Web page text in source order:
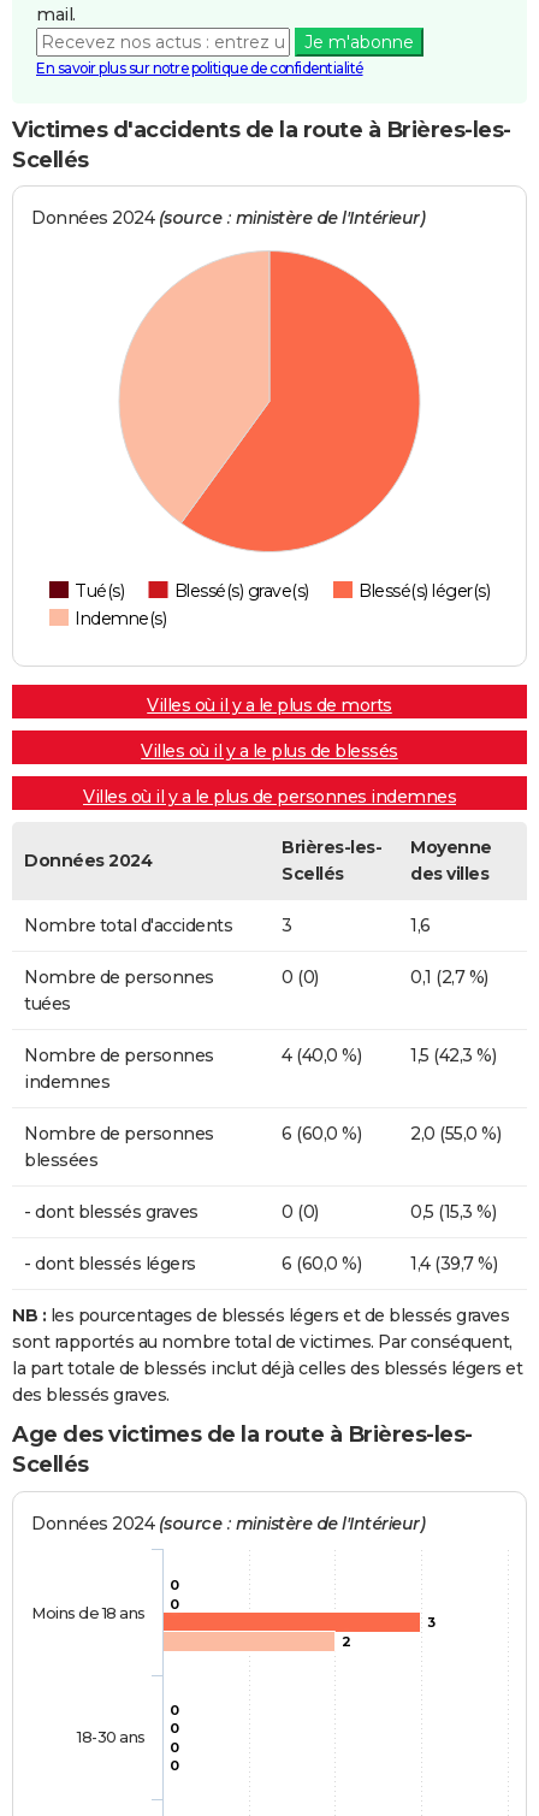
mail.
Je m'abonne
En savoir plus sur notre politique de confidentialité
Victimes d'accidents de la route à Brières-les-
Scellés
Données 2024 (source : ministère de l'Intérieur)
Tué(s) Blessé(s) grave(s)
Blessé(s) léger(s)
Indemne(s)
Villes où il y a le plus de morts
Villes où il y a le plus de blessés
Villes où il y a le plus de personnes indemnes
Données 2024
Brières-les-
Scellés
Moyenne
des villes
Nombre total d'accidents 3 1,6
Nombre de personnes
tuées
0 (0) 0,1 (2,7 %)
Nombre de personnes
indemnes
4 (40,0 %) 1,5 (42,3 %)
Nombre de personnes
blessées
6 (60,0 %) 2,0 (55,0 %)
- dont blessés graves 0 (0) 0,5 (15,3 %)
- dont blessés légers 6 (60,0 %) 1,4 (39,7 %)
NB : les pourcentages de blessés légers et de blessés graves
sont rapportés au nombre total de victimes. Par conséquent,
la part totale de blessés inclut déjà celles des blessés légers et
des blessés graves.
Age des victimes de la route à Brières-les-
Scellés
Données 2024 (source : ministère de l'Intérieur)
0
0
0
0
3
0
2
0
Moins de 18 ans
18-30 ans